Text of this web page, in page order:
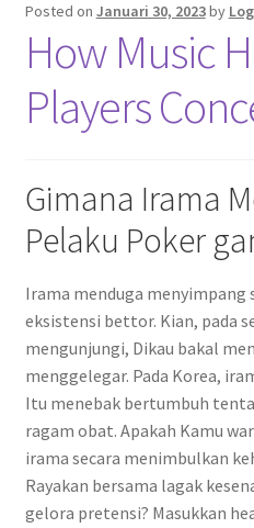
Privacy Policy
Posted on Januari 30, 2023by
How Music
Players
Gimana Irama
Pelaku Poker
Irama menduga menyimpang
eksistensi bettor. Kian, pada
mengunjungi, Dikau bakal
menggelegar. Pada Korea,
Itu menebak bertumbuh
ragam obat. Apakah Kamu
irama secara menimbulkan
Rayakan bersama lagak
gelora pretensi? Masukkan